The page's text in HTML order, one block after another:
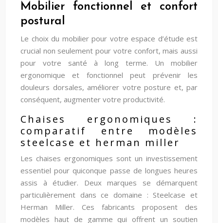
Mobilier fonctionnel et confort
postural
Le choix du mobilier pour votre espace d’étude est
crucial non seulement pour votre confort, mais aussi
pour votre santé à long terme. Un mobilier
ergonomique et fonctionnel peut prévenir les
douleurs dorsales, améliorer votre posture et, par
conséquent, augmenter votre productivité.
Chaises ergonomiques :
comparatif entre modèles
steelcase et herman miller
Les chaises ergonomiques sont un investissement
essentiel pour quiconque passe de longues heures
assis à étudier. Deux marques se démarquent
particulièrement dans ce domaine : Steelcase et
Herman Miller. Ces fabricants proposent des
modèles haut de gamme qui offrent un soutien